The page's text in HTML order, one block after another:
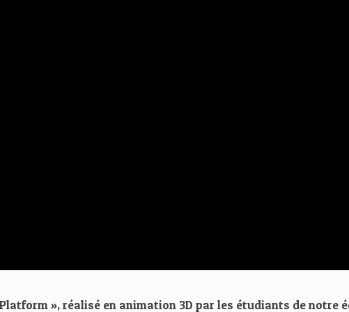
», réalisé en animation 3D par les étudiants de notre